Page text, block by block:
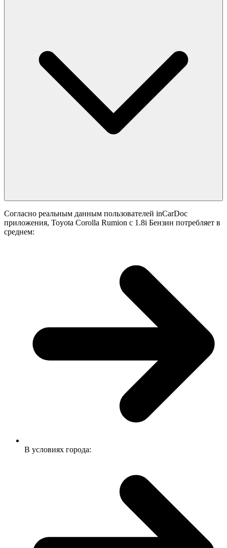
Согласно реальным данным пользователей inCarDoc
приложения, Toyota Corolla Rumion с 1.8i Бензин потребляет в
среднем:
В условиях города: